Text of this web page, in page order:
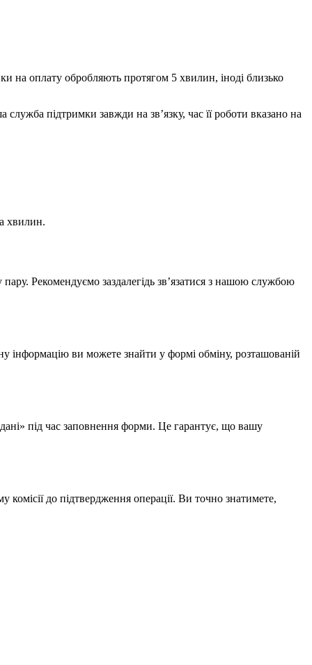
на оплату обробляють протягом 5 хвилин, іноді близько
підтримки завжди на зв’язку, час її роботи вказано на
хвилин.
Рекомендуємо заздалегідь зв’язатися з нашою службою
ви можете знайти у формі обміну, розташованій
під час заповнення форми. Це гарантує, що вашу
комісії до підтвердження операції. Ви точно знатимете,